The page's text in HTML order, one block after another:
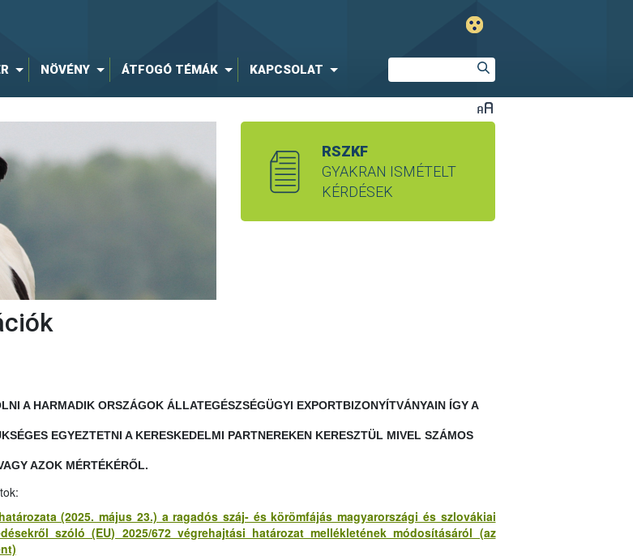
NÖVÉNY ÁTFOGÓ TÉMÁK KAPCSOLAT
RSZKF
GYAKRAN ISMÉTELT
KÉRDÉSEK
A HARMADIK ORSZÁGOK ÁLLATEGÉSZSÉGÜGYI EXPORTBIZONYÍTVÁNYAIN ÍGY A
EGYEZTETNI A KERESKEDELMI PARTNEREKEN KERESZTÜL MIVEL SZÁMOS
AZOK MÉRTÉKÉRŐL.
(2025. május 23.) a ragadós száj- és körömfájás magyarországi és szlovákiai
szóló (EU) 2025/672 végrehajtási határozat mellékletének módosításáról (az